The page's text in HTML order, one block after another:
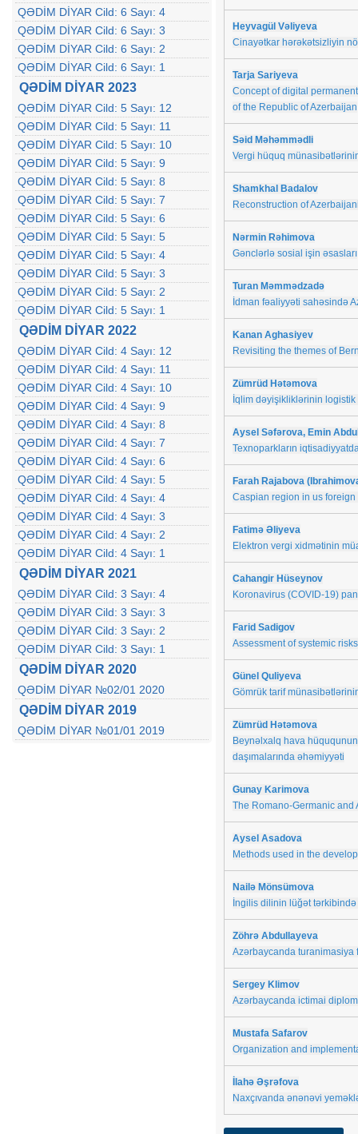
QƏDİM DİYAR Cild: 6 Sayı: 4
QƏDİM DİYAR Cild: 6 Sayı: 3
QƏDİM DİYAR Cild: 6 Sayı: 2
QƏDİM DİYAR Cild: 6 Sayı: 1
QƏDİM DİYAR 2023
QƏDİM DİYAR Cild: 5 Sayı: 12
QƏDİM DİYAR Cild: 5 Sayı: 11
QƏDİM DİYAR Cild: 5 Sayı: 10
QƏDİM DİYAR Cild: 5 Sayı: 9
QƏDİM DİYAR Cild: 5 Sayı: 8
QƏDİM DİYAR Cild: 5 Sayı: 7
QƏDİM DİYAR Cild: 5 Sayı: 6
QƏDİM DİYAR Cild: 5 Sayı: 5
QƏDİM DİYAR Cild: 5 Sayı: 4
QƏDİM DİYAR Cild: 5 Sayı: 3
QƏDİM DİYAR Cild: 5 Sayı: 2
QƏDİM DİYAR Cild: 5 Sayı: 1
QƏDİM DİYAR 2022
QƏDİM DİYAR Cild: 4 Sayı: 12
QƏDİM DİYAR Cild: 4 Sayı: 11
QƏDİM DİYAR Cild: 4 Sayı: 10
QƏDİM DİYAR Cild: 4 Sayı: 9
QƏDİM DİYAR Cild: 4 Sayı: 8
QƏDİM DİYAR Cild: 4 Sayı: 7
QƏDİM DİYAR Cild: 4 Sayı: 6
QƏDİM DİYAR Cild: 4 Sayı: 5
QƏDİM DİYAR Cild: 4 Sayı: 4
QƏDİM DİYAR Cild: 4 Sayı: 3
QƏDİM DİYAR Cild: 4 Sayı: 2
QƏDİM DİYAR Cild: 4 Sayı: 1
QƏDİM DİYAR 2021
QƏDİM DİYAR Cild: 3 Sayı: 4
QƏDİM DİYAR Cild: 3 Sayı: 3
QƏDİM DİYAR Cild: 3 Sayı: 2
QƏDİM DİYAR Cild: 3 Sayı: 1
QƏDİM DİYAR 2020
QƏDİM DİYAR №02/01 2020
QƏDİM DİYAR 2019
QƏDİM DİYAR №01/01 2019
Heyvagül Vəliyeva
Cinayətkar hərəkətsizliyin
Tarja Sariyeva
Concept of digital
of the Republic of Azerbaijan
Səid Məhəmmədli
Vergi hüquq
Shamkhal Badalov
Reconstruction of
Nərmin Rəhimova
Gənclərlə sosial işin əsasları
Turan Məmmədzadə
İdman fəaliyyəti sahəsində
Kanan Aghasiyev
Revisiting the themes of
Zümrüd Hətəmova
İqlim dəyişikliklərinin
Aysel Səfərova, Emin
Texnoparkların
Farah Rajabova
Caspian region in us foreign
Fatimə Əliyeva
Elektron vergi xidmətinin
Cahangir Hüseynov
Koronavirus (COVID-19)
Farid Sadigov
Assessment of systemic
Günel Quliyeva
Gömrük tarif
Zümrüd Hətəmova
Beynəlxalq hava
daşımalarında əhəmiyyəti
Gunay Karimova
The Romano-Germanic and
Aysel Asadova
Methods used in the
Nailə Mönsümova
İngilis dilinin lüğət
Zöhrə Abdullayeva
Azərbaycanda
Sergey Klimov
Azərbaycanda ictimai
Mustafa Safarov
Organization and
İlahə Əşrəfova
Naxçıvanda ənənəvi